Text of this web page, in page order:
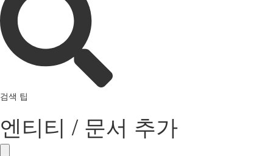
검색 팁
엔티티 / 문서 추가